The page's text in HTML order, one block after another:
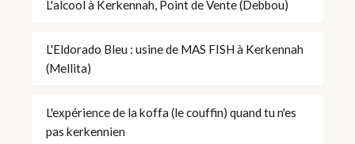
L'alcool à Kerkennah, Point de Vente (Debbou)
L'Eldorado Bleu : usine de MAS FISH à Kerkennah
(Mellita)
L'expérience de la koffa (le couffin) quand tu n'es
pas kerkennien